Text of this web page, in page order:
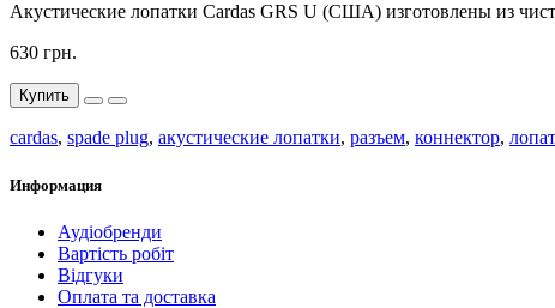
Акустические лопатки Cardas GRS U (США) изготовлены из
630 грн.
Купить
cardas, spade plug, акустические лопатки, разъем, коннектор,
Информация
Аудіобренди
Вартість робіт
Відгуки
Оплата та доставка